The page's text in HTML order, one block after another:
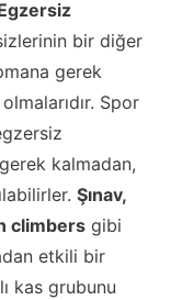
bir diğer
gerek
Spor
kalmadan,
Şınav,
climbers gibi
etkili bir
kas grubunu